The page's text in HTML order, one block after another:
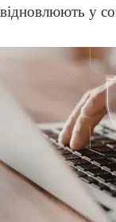
відновлюють у